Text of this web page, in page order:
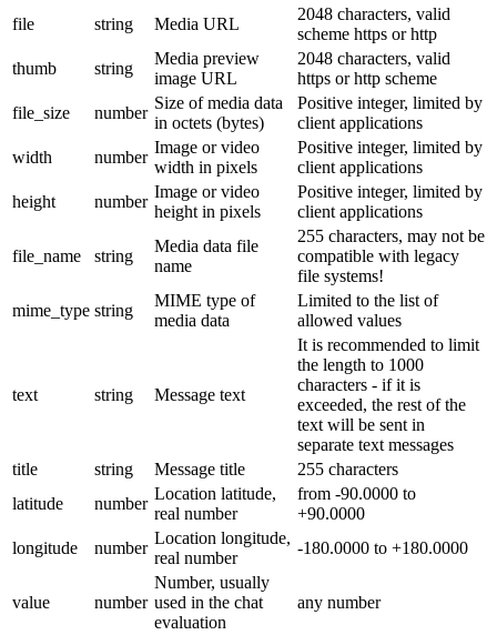
file string Media URL
2048 characters, valid
scheme https or http
thumb
string
Media preview
image URL
2048 characters, valid
https or http scheme
file_size
number
Size of media data
in octets (bytes)
Positive integer, limited by
client applications
width
number
Image or video
width in pixels
Positive integer, limited by
client applications
height
number
Image or video
height in pixels
Positive integer, limited by
client applications
file_name string
Media data file
name
255 characters, may not be
compatible with legacy
file systems!
mime_type string
MIME type of
media data
Limited to the list of
allowed values
text string Message text
It is recommended to limit
the length to 1000
characters - if it is
exceeded, the rest of the
text will be sent in
separate text messages
title
string Message title
255 characters
latitude
number
Location latitude,
real number
from -90.0000 to
+90.0000
longitude
number
Location longitude,
real number
-180.0000 to +180.0000
value number
Number, usually
used in the chat
evaluation
any number